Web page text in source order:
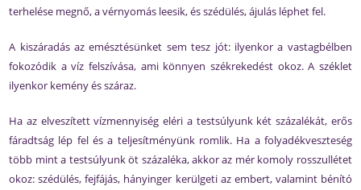
terhelése megnő, a vérnyomás leesik, és szédülés, ájulás léphet fel.
A kiszáradás az emésztésünket sem tesz jót: ilyenkor a vastagbélben
fokozódik a víz felszívása, ami könnyen székrekedést okoz. A széklet
ilyenkor kemény és száraz.
Ha az elveszített vízmennyiség eléri a testsúlyunk két százalékát, erős
fáradtság lép fel és a teljesítményünk romlik. Ha a folyadékveszteség
több mint a testsúlyunk öt százaléka, akkor az mér komoly rosszullétet
okoz: szédülés, fejfájás, hányinger kerülgeti az embert, valamint bénító